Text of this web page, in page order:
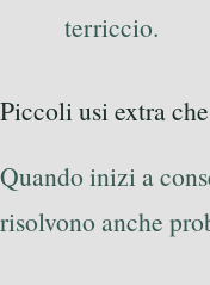
terriccio.
Piccoli usi extra
Quando inizi a
risolvono anche